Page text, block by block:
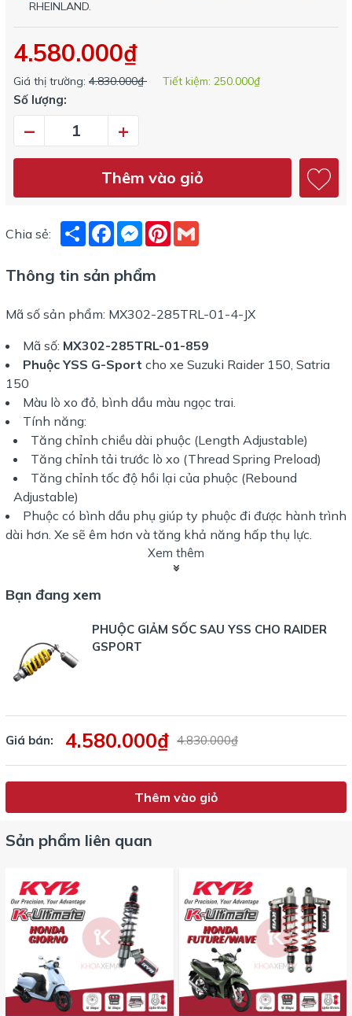
RHEINLAND.
4.580.000₫
Giá thị trường: 4.830.000₫ Tiết kiệm: 250.000₫
Số lượng:
– +
Thêm vào giỏ
Chia sẻ: ShareFacebookMessenger
Pinterest
Thông tin sản phẩm
Mã số sản phẩm: MX302-285TRL-01-4-JX
Mã số: MX302-285TRL-01-859
Phuộc YSS G-Sport cho xe Suzuki Raider 150, Satria
150
Màu lò xo đỏ, bình dầu màu ngọc trai.
Tính năng:
Tăng chỉnh chiều dài phuộc (Length Adjustable)
Tăng chỉnh tải trước lò xo (Thread Spring Preload)
Tăng chỉnh tốc độ hồi lại của phuộc (Rebound
Adjustable)
Phuộc có bình dầu phụ giúp ty phuộc đi được hành trình
dài hơn. Xe sẽ êm hơn và tăng khả năng hấp thụ lực.
Xem thêm
Bạn đang xem
PHUỘC GIẢM SỐC SAU YSS CHO RAIDER
GSPORT
Giá bán: 4.580.000₫ 4.830.000₫
Thêm vào giỏ
Sản phẩm liên quan